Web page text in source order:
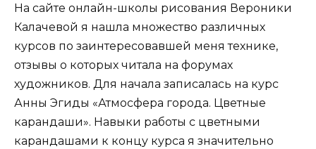
На сайте онлайн-школы рисования Вероники
Калачевой я нашла множество различных
курсов по заинтересовавшей меня технике,
отзывы о которых читала на форумах
художников. Для начала записалась на курс
Анны Эгиды «Атмосфера города. Цветные
карандаши». Навыки работы с цветными
карандашами к концу курса я значительно